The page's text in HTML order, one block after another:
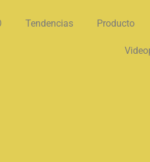
Tendencias Producto